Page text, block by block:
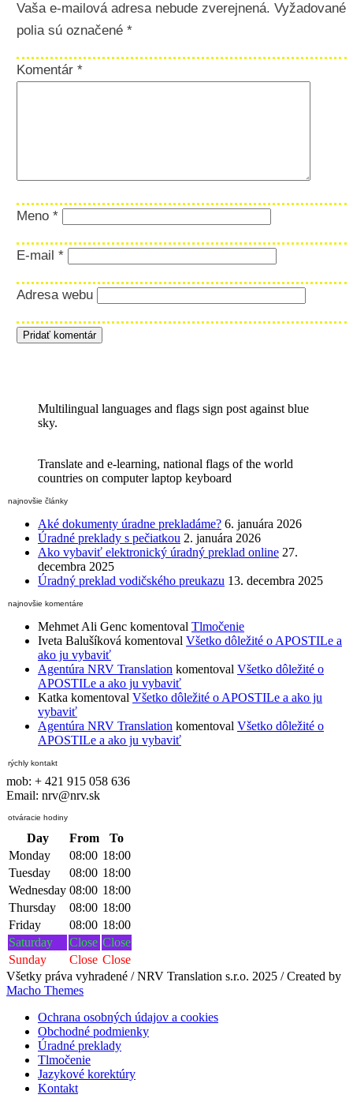
Vaša e-mailová adresa nebude zverejnená. Vyžadované
polia sú označené *
Komentár *
Meno *
E-mail *
Adresa webu
Multilingual languages and flags sign post against blue
sky.
Translate and e-learning, national flags of the world
countries on computer laptop keyboard
najnovšie články
Aké dokumenty úradne prekladáme? 6. januára 2026
Úradné preklady s pečiatkou 2. januára 2026
Ako vybaviť elektronický úradný preklad online 27.
decembra 2025
Úradný preklad vodičského preukazu 13. decembra 2025
najnovšie komentáre
Mehmet Ali Genc komentoval Tlmočenie
Iveta Balušíková komentoval Všetko dôležité o APOSTILe a
ako ju vybaviť
Agentúra NRV Translation komentoval Všetko dôležité o
APOSTILe a ako ju vybaviť
Katka komentoval Všetko dôležité o APOSTILe a ako ju
vybaviť
Agentúra NRV Translation komentoval Všetko dôležité o
APOSTILe a ako ju vybaviť
rýchly kontakt
mob: + 421 915 058 636
Email: nrv@nrv.sk
otváracie hodiny
Day From
To
Monday
08:00 18:00
Tuesday
08:00 18:00
Wednesday 08:00 18:00
Thursday
08:00 18:00
Friday
08:00 18:00
Saturday
Close Close
Sunday
Close Close
Všetky práva vyhradené / NRV Translation s.r.o. 2025 / Created by
Macho Themes
Ochrana osobných údajov a cookies
Obchodné podmienky
Úradné preklady
Tlmočenie
Jazykové korektúry
Kontakt